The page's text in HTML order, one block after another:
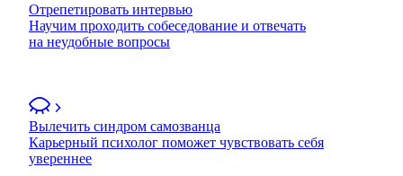
Отрепетировать интервью
Научим проходить собеседование и отвечать
на неудобные вопросы
Вылечить синдром самозванца
Карьерный психолог поможет чувствовать себя
увереннее